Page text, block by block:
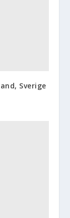
Sverige